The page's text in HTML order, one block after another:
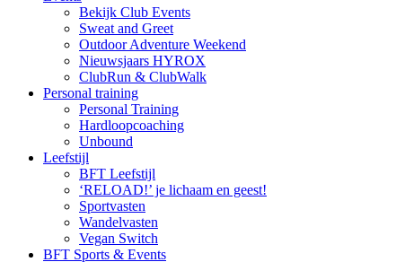
Bekijk Club Events
Sweat and Greet
Outdoor Adventure Weekend
Nieuwsjaars HYROX
ClubRun & ClubWalk
Personal training
Personal Training
Hardloopcoaching
Unbound
Leefstijl
BFT Leefstijl
‘RELOAD!’ je lichaam en geest!
Sportvasten
Wandelvasten
Vegan Switch
BFT Sports & Events